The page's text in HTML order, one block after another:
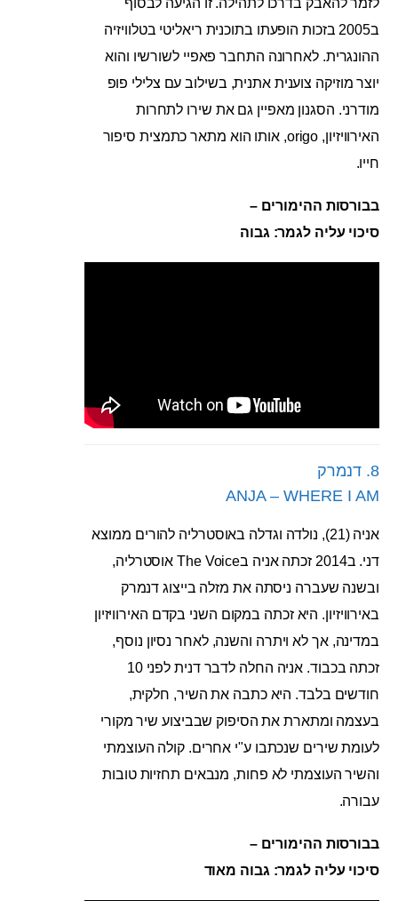
לזמר להאבק בדרכו לתהילה. זו הגיעה לבסוף
ב2005 בזכות הופעתו בתוכנית ריאליטי בטלוויזיה
ההונגרית. לאחרונה התחבר פאפיי לשורשיו והוא
יוצר מוזיקה צוענית אתנית, בשילוב עם צלילי פופ
מודרני. הסגנון מאפיין גם את שירו לתחרות
האירוויזיון, origo, אותו הוא מתאר כתמצית סיפור
חייו.
בבורסות ההימורים –
סיכוי עליה לגמר: גבוה
8. דנמרק
ANJA – WHERE I AM
אניה (21), נולדה וגדלה באוסטרליה להורים ממוצא
דני. ב2014 זכתה אניה בThe Voice אוסטרליה,
ובשנה שעברה ניסתה את מזלה בייצוג דנמרק
באירוויזיון. היא זכתה במקום השני בקדם האירוויזיון
במדינה, אך לא ויתרה והשנה, לאחר נסיון נוסף,
זכתה בכבוד. אניה החלה לדבר דנית לפני 10
חודשים בלבד. היא כתבה את השיר, חלקית,
בעצמה ומתארת את הסיפוק שבביצוע שיר מקורי
לעומת שירים שנכתבו ע"י אחרים. קולה העוצמתי
והשיר העוצמתי לא פחות, מנבאים תחזיות טובות
עבורה.
בבורסות ההימורים –
סיכוי עליה לגמר: גבוה מאוד